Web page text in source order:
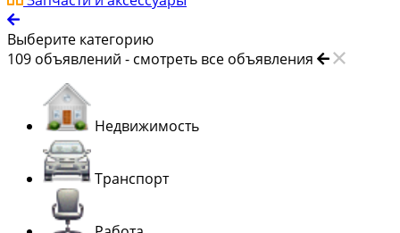
Выберите категорию
109 объявлений - смотреть все объявления
Недвижимость
Транспорт